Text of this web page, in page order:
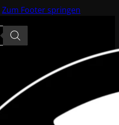
Zum Footer springen